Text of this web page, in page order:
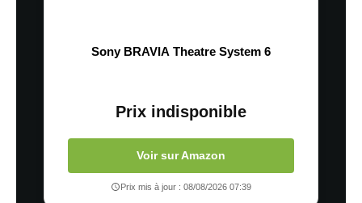
Sony BRAVIA Theatre System 6
Prix indisponible
Voir sur Amazon
Prix mis à jour : 08/08/2026 07:39